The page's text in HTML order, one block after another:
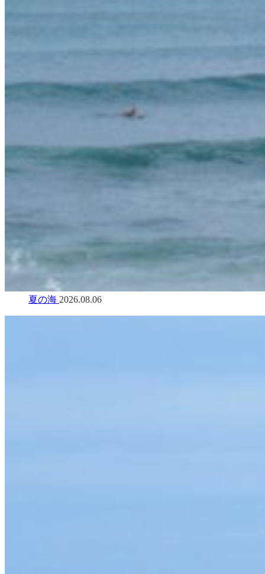
夏の海 2026.08.06